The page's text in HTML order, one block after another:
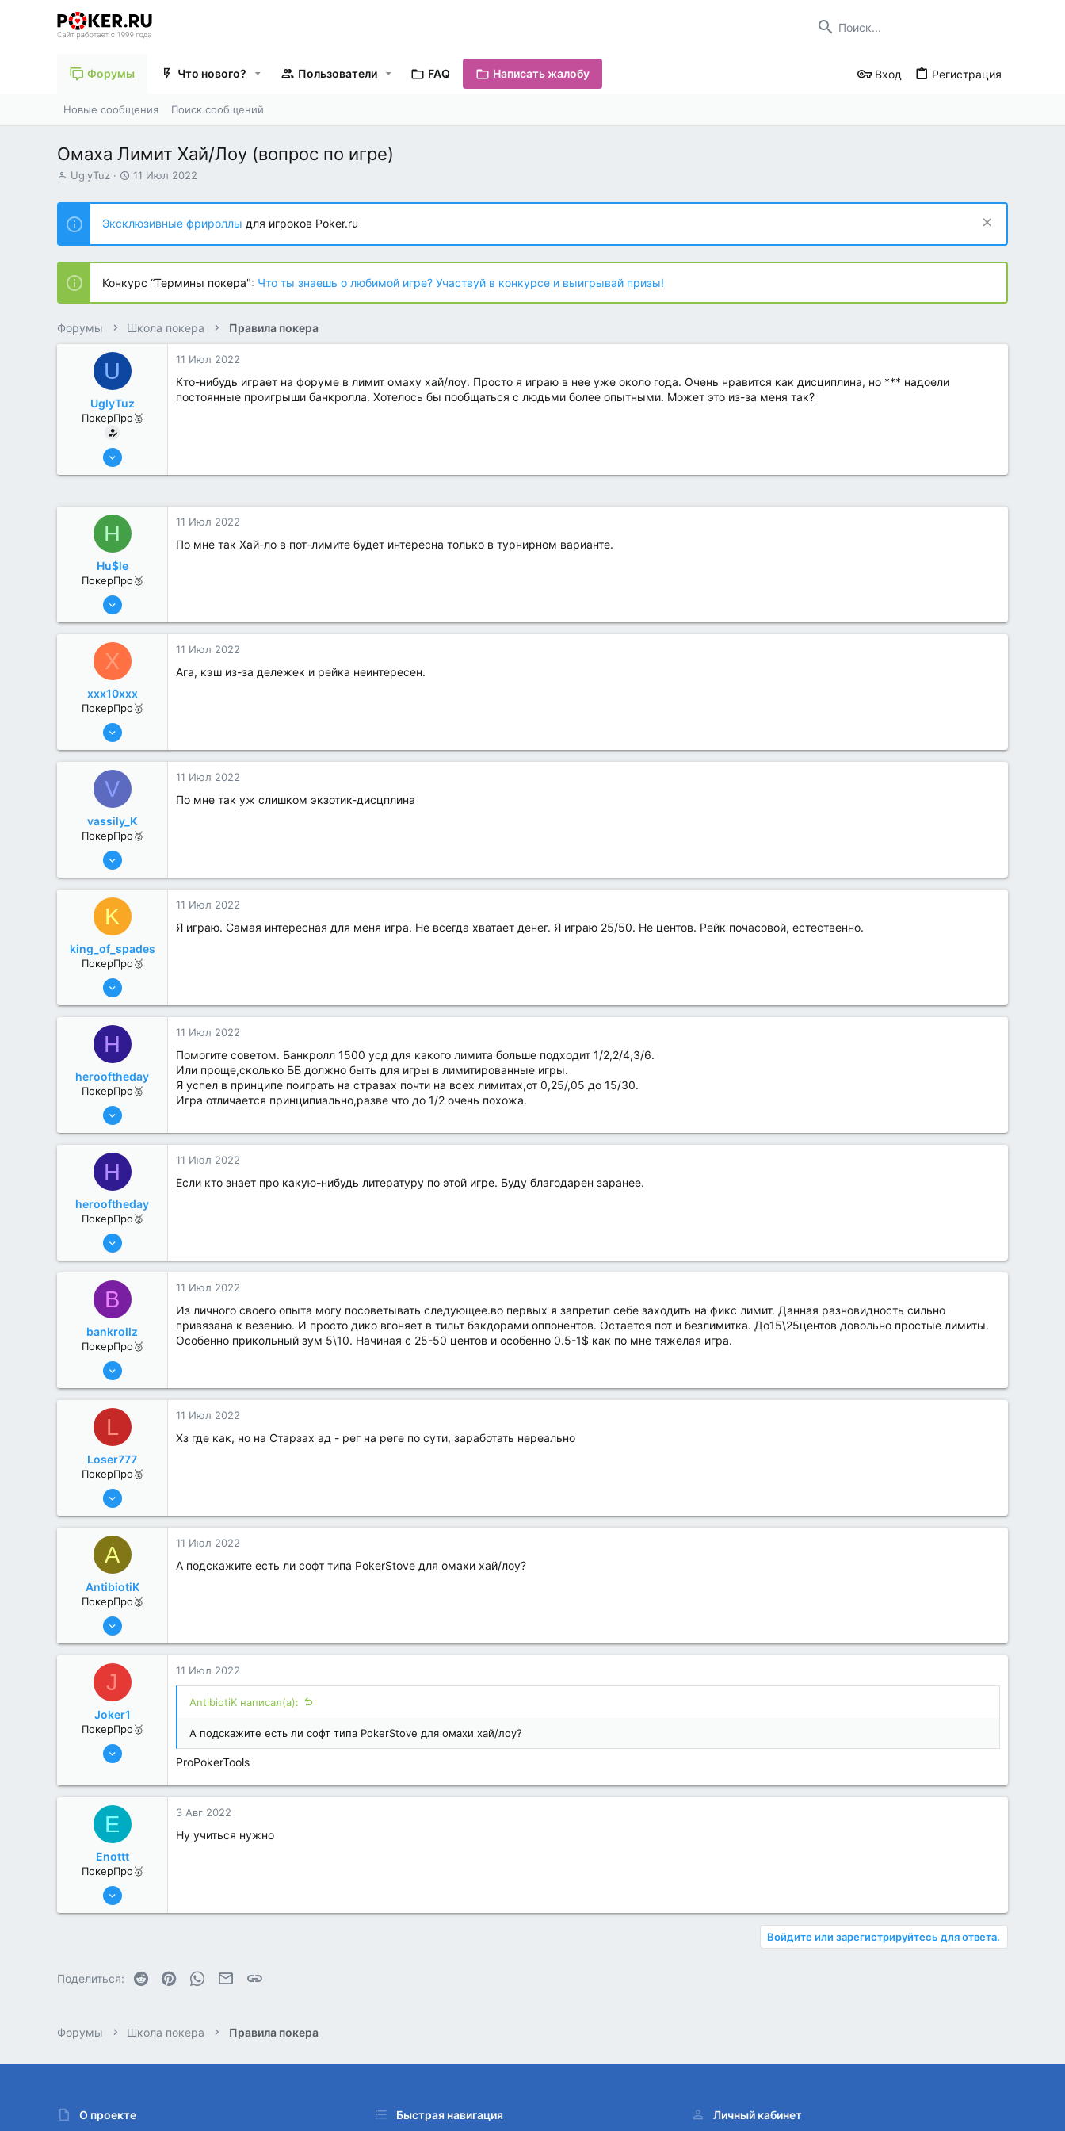
Форумы Что нового? Пользователи FAQ Написать жалобу Вход Регистрация
Новые сообщения Поиск сообщений
Омаха Лимит Хай/Лоу (вопрос по игре)
А
т
о
р
т
е
м
ы
UglyTuz
Д
т
н
а
ч
л
а
11 Июл 2022
Эксклюзивные фрироллы для игроков Poker.ru
Конкурс “Термины покера": Что ты знаешь о любимой игре? Участвуй в конкурсе и выигрывай призы!
Форумы Школа покера Правила покера
U
UglyTuz
ПокерПро🥈
13 Июн 2022
11 Июл 2022
Кто-нибудь играет на форуме в лимит омаху хай/лоу. Просто я играю в нее уже около года. Очень нравится как дисциплина, но *** надоели
постоянные проигрыши банкролла. Хотелось бы пообщаться с людьми более опытными. Может это из-за меня так?
H
Hu$le
ПокерПро🥈
13 Июн 2022
2
11 Июл 2022
По мне так Хай-ло в пот-лимите будет интересна только в турнирном варианте.
X
xxx10xxx
ПокерПро🥇
13 Июн 2022
1
11 Июл 2022
Ага, кэш из-за дележек и рейка неинтересен.
V
vassily_K
ПокерПро🥈
6 Июн 2022
2
11 Июл 2022
По мне так уж слишком экзотик-дисцплина
K
king_of_spades
ПокерПро🥈
6 Июн 2022
0
11 Июл 2022
Я играю. Самая интересная для меня игра. Не всегда хватает денег. Я играю 25/50. Не центов. Рейк почасовой, естественно.
H
herooftheday
ПокерПро🥈
6 Июн 2022
1
11 Июл 2022
Помогите советом. Банкролл 1500 усд для какого лимита больше подходит 1/2,2/4,3/6.
Или проще,сколько ББ должно быть для игры в лимитированные игры.
Я успел в принципе поиграть на стразах почти на всех лимитах,от 0,25/,05 до 15/30.
Игра отличается принципиально,разве что до 1/2 очень похожа.
H
herooftheday
ПокерПро🥈
6 Июн 2022
1
11 Июл 2022
Если кто знает про какую-нибудь литературу по этой игре. Буду благодарен заранее.
B
bankrollz
ПокерПро🥈
8 Июн 2022
0
11 Июл 2022
Из личного своего опыта могу посоветывать следующее.во первых я запретил себе заходить на фикс лимит. Данная разновидность сильно
привязана к везению. И просто дико вгоняет в тильт бэкдорами оппонентов. Остается пот и безлимитка. До15\25центов довольно простые лимиты.
Особенно прикольный зум 5\10. Начиная с 25-50 центов и особенно 0.5-1$ как по мне тяжелая игра.
L
Loser777
ПокерПро🥈
13 Июн 2022
0
11 Июл 2022
Хз где как, но на Старзах ад - рег на реге по сути, заработать нереально
A
AntibiotiK
ПокерПро🥈
6 Июн 2022
1
11 Июл 2022
А подскажите есть ли софт типа PokerStove для омахи хай/лоу?
J
Joker1
ПокерПро🥇
8 Июн 2022
1
11 Июл 2022
AntibiotiK написал(а):
А подскажите есть ли софт типа PokerStove для омахи хай/лоу?
ProPokerTools
E
Enottt
ПокерПро🥇
13 Июн 2022
3 Авг 2022
Ну учиться нужно
Войдите или зарегистрируйтесь для ответа.
Поделиться: Reddit PinterestWhatsAppЭлектронная почта
Форумы Школа покера Правила покера
О проекте Быстрая навигация Личный кабинет